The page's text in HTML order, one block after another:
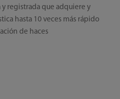
registrada que adquiere y
hasta 10 veces más rápido
de haces